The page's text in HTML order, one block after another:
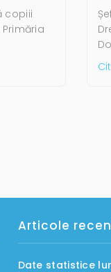
copiii
Articole
Date statistice